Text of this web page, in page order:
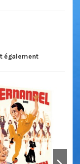
également